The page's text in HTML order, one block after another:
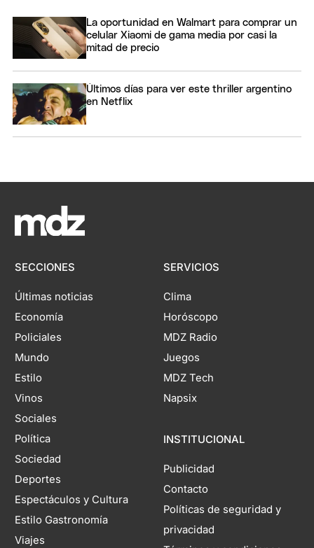
La oportunidad en Walmart para comprar un
celular Xiaomi de gama media por casi la
mitad de precio
Últimos días para ver este thriller argentino
en Netflix
SECCIONES
Últimas noticias
Economía
Policiales
Mundo
Estilo
Vinos
Sociales
Política
Sociedad
Deportes
Espectáculos y Cultura
Estilo Gastronomía
Viajes
SERVICIOS
Clima
Horóscopo
MDZ Radio
Juegos
MDZ Tech
Napsix
INSTITUCIONAL
Publicidad
Contacto
Políticas de seguridad y
privacidad